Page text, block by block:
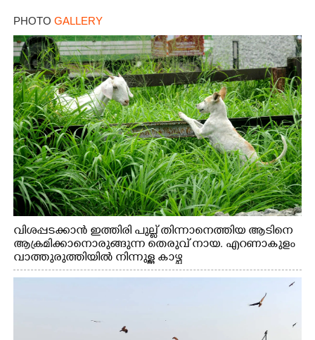
PHOTO GALLERY
വിശപ്പടക്കാൻ ഇത്തിരി പുല്ല് തിന്നാനെത്തിയ ആടിനെ
ആക്രമിക്കാനൊരുങ്ങുന്ന തെരുവ് നായ. എറണാകുളം
വാത്തുരുത്തിയിൽ നിന്നുള്ള കാഴ്ച